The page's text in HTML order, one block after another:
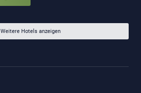
Weitere Hotels anzeigen